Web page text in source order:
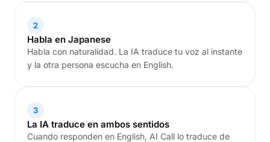
2
Habla en Japanese
Habla con naturalidad. La IA traduce tu voz al instante
y la otra persona escucha en English.
3
La IA traduce en ambos sentidos
Cuando responden en English, AI Call lo traduce de